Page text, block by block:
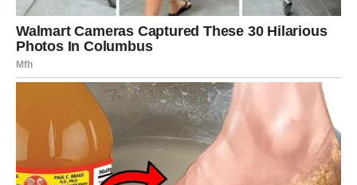
Device ulaze u period kada im život vraća ono što su
davale. Moguće je novo poznanstvo ili produbljenje
postojećeg odnosa.
Ljubav dolazi bez drame – ali sa dubinom i iskrenošću.
VAGA – SRCE VIŠE NE MOŽE DA